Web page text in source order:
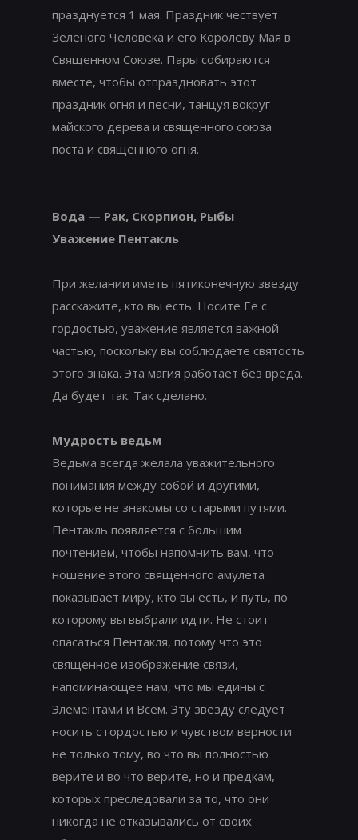
празднуется 1 мая. Праздник чествует
Зеленого Человека и его Королеву Мая в
Священном Союзе. Пары собираются
вместе, чтобы отпраздновать этот
праздник огня и песни, танцуя вокруг
майского дерева и священного союза
поста и священного огня.
Вода — Рак, Скорпион, Рыбы
Уважение Пентакль
При желании иметь пятиконечную звезду
расскажите, кто вы есть. Носите Ее с
гордостью, уважение является важной
частью, поскольку вы соблюдаете святость
этого знака. Эта магия работает без вреда.
Да будет так. Так сделано.
Мудрость ведьм
Ведьма всегда желала уважительного
понимания между собой и другими,
которые не знакомы со старыми путями.
Пентакль появляется с большим
почтением, чтобы напомнить вам, что
ношение этого священного амулета
показывает миру, кто вы есть, и путь, по
которому вы выбрали идти. Не стоит
опасаться Пентакля, потому что это
священное изображение связи,
напоминающее нам, что мы едины с
Элементами и Всем. Эту звезду следует
носить с гордостью и чувством верности
не только тому, во что вы полностью
верите и во что верите, но и предкам,
которых преследовали за то, что они
никогда не отказывались от своих